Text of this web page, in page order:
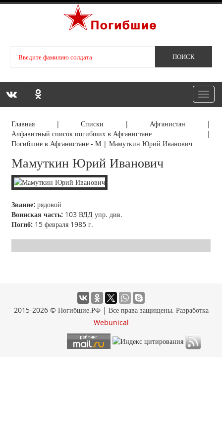
Главная |Списки | Афганистан |
Алфавитный список погибших в Афганистане |
Погибшие в Афганистане - М |Мамуткин Юрий Иванович
Мамуткин Юрий Иванович
Звание: рядовой
Воинская часть: 103 ВДД упр. див.
Погиб: 15 февраля 1985 г.
2015-2026 © Погибшие.РФ | Все права защищены. Разработка
Webunical